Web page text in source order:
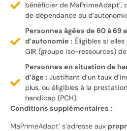
bénéficier de MaPrimeAdapt’,
de dépendance ou
Personnes âgées de 60 à 69
d’autonomie : Éligibles si
GIR (groupe iso-ressources) de
Personnes en situation de
d’âge : Justifiant d’un taux
plus, ou éligibles à la
handicap (PCH).
Conditions supplémentaires :
MaPrimeAdapt’ s’adresse aux